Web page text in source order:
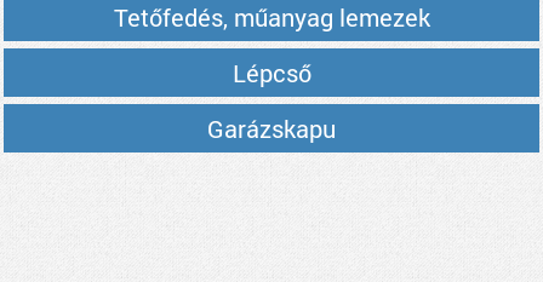
Tetőfedés, műanyag lemezek
Lépcső
Garázskapu